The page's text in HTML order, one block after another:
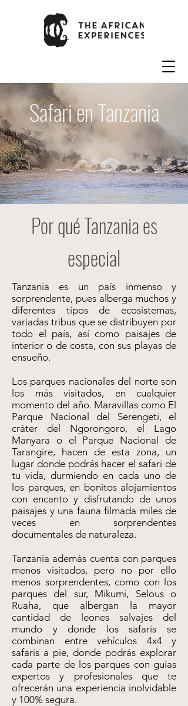
Safari en Tanzania
Por qué Tanzania es
especial
Tanzania es un país inmenso y
sorprendente, pues alberga muchos y
diferentes tipos de ecosistemas,
variadas tribus que se distribuyen por
todo el país, así como paisajes de
interior o de costa, con sus playas de
ensueño.
Los parques nacionales del norte son
los más visitados, en cualquier
momento del año. Maravillas como El
Parque Nacional del Serengeti, el
cráter del Ngorongoro, el Lago
Manyara o el Parque Nacional de
Tarangire, hacen de esta zona, un
lugar donde podrás hacer el safari de
tu vida, durmiendo en cada uno de
los parques, en bonitos alojamientos
con encanto y disfrutando de unos
paisajes y una fauna filmada miles de
veces en sorprendentes
documentales de naturaleza.
Tanzania además cuenta con parques
menos visitados, pero no por ello
menos sorprendentes, como con los
parques del sur, Mikumi, Selous o
Ruaha, que albergan la mayor
cantidad de leones salvajes del
mundo y donde los safaris se
combinan entre vehículos 4x4 y
safaris a pie, donde podrás explorar
cada parte de los parques con guías
expertos y profesionales que te
ofrecerán una experiencia inolvidable
y 100% segura.